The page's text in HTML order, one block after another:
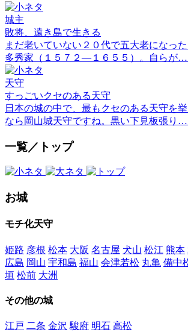
城主
敗将、遠き島で生きる
まだ老いていない２０代で五大老になっ
多秀家（１５７２―１６５５）。自らが
天守
すっごいクセのある天守
日本の城の中で、最もクセのある天守を
なら岡山城天守ですね。黒い下見板張り
一覧／トップ
お城
モチ化天守
姫路 彦根 松本 大阪 名古屋 犬山 松江 熊本
広島 岡山 宇和島 福山 会津若松 丸亀 備中
垣 松前 大洲
その他の城
江戸 二条 金沢 駿府 明石 高松